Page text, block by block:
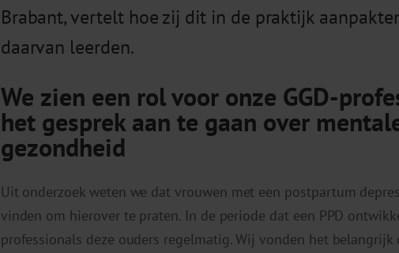
Brabant, vertelt hoe zij dit in de praktijk
daarvan leerden.
We zien een rol voor onze GGD-
het gesprek aan te gaan over
gezondheid
Uit onderzoek weten we dat vrouwen met een postpartum
vinden om hierover te praten. In de periode dat een PPD
professionals deze ouders regelmatig. Wij vonden het belangrijk